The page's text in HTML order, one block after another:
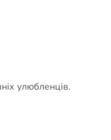
улюбленців.